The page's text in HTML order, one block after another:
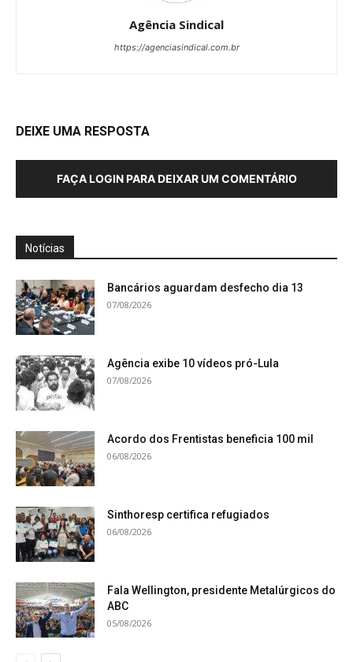
Agência Sindical
https://agenciasindical.com.br
DEIXE UMA RESPOSTA
FAÇA LOGIN PARA DEIXAR UM COMENTÁRIO
Notícias
Bancários aguardam desfecho dia 13
07/08/2026
Agência exibe 10 vídeos pró-Lula
07/08/2026
Acordo dos Frentistas beneficia 100 mil
06/08/2026
Sinthoresp certifica refugiados
06/08/2026
Fala Wellington, presidente Metalúrgicos do
ABC
05/08/2026